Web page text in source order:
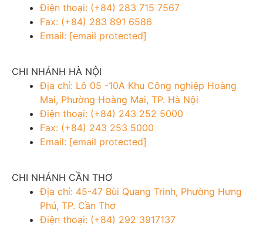
Điện thoại: (+84) 283 715 7567
Fax: (+84) 283 891 6586
Email: [email protected]
CHI NHÁNH HÀ NỘI
Địa chỉ: Lô 05 -10A Khu Công nghiệp Hoàng
Mai, Phường Hoàng Mai, TP. Hà Nội
Điện thoại: (+84) 243 252 5000
Fax: (+84) 243 253 5000
Email: [email protected]
CHI NHÁNH CẦN THƠ
Địa chỉ: 45-47 Bùi Quang Trinh, Phường Hưng
Phú, TP. Cần Thơ
Điện thoại: (+84) 292 3917137